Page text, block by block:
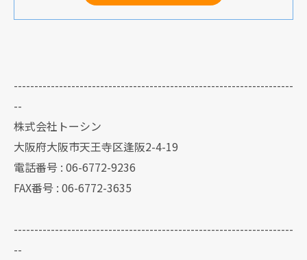
--------------------------------------------------------------------
--
株式会社トーシン
大阪府大阪市天王寺区逢阪2-4-19
電話番号 : 06-6772-9236
FAX番号 : 06-6772-3635
--------------------------------------------------------------------
--